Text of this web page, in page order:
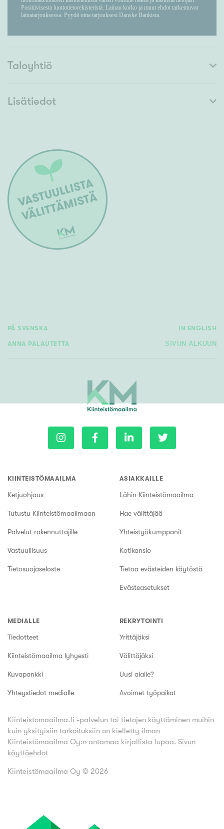
Taloyhtiö
Lisätiedot
PÅ SVENSKA IN ENGLISH
ANNA PALAUTETTA SIVUN ALKUUN
KIINTEISTÖMAAILMA
Ketjuohjaus
Tutustu Kiinteistömaailmaan
Palvelut rakennuttajille
Vastuullisuus
Tietosuojaseloste
ASIAKKAILLE
Lähin Kiinteistömaailma
Hae välittäjää
Yhteistyökumppanit
Kotikansio
Tietoa evästeiden käytöstä
Evästeasetukset
MEDIALLE
Tiedotteet
Kiinteistömaailma lyhyesti
Kuvapankki
Yhteystiedot medialle
REKRYTOINTI
Yrittäjäksi
Välittäjäksi
Uusi alalle?
Avoimet työpaikat
Kiinteistomaailma.fi -palvelun tai tietojen käyttäminen muihin
kuin yksityisiin tarkoituksiin on kielletty ilman
Kiinteistömaailma Oy:n antamaa kirjallista lupaa. Sivun
käyttöehdot
Kiinteistömaailma Oy © 2026